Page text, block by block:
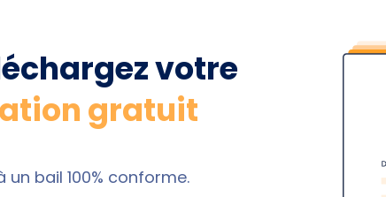
votre
gratuit
bail 100% conforme.